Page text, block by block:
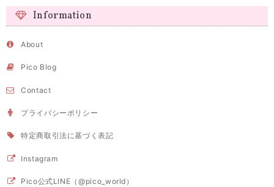
Information
About
Pico Blog
Contact
プライバシーポリシー
特定商取引法に基づく表記
Instagram
Pico公式LINE（@pico_world）